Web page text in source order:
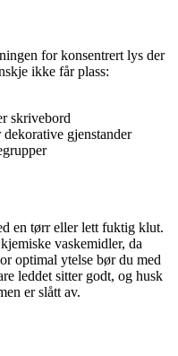
for konsentrert lys der
ikke får plass:
skrivebord
gjenstander
en tørr eller lett fuktig klut.
vaskemidler, da
optimal ytelse bør du med
leddet sitter godt, og husk
er slått av.